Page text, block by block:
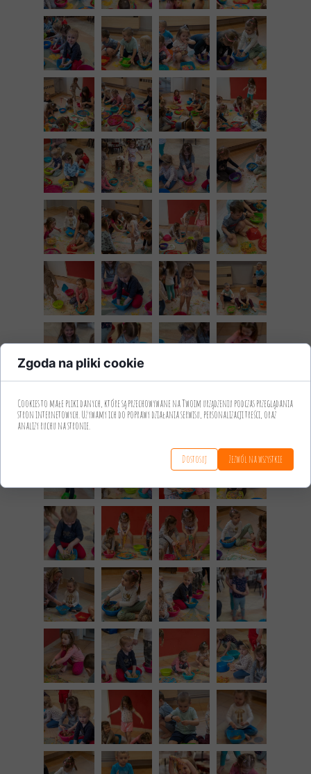
Zgoda na pliki cookie
Cookies to małe pliki danych, które są przechowywane na Twoim urządzeniu podczas przeglądania
stron internetowych. Używamy ich do poprawy działania serwisu, personalizacji treści, oraz
analizy ruchu na stronie.
Dostosuj Zezwól na wszystkie